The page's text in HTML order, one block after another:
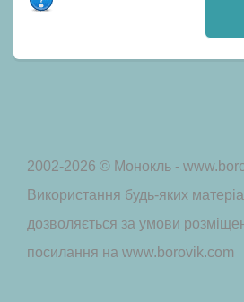
2002-2026 © Монокль -
Використання будь-яких
дозволяється за умови
посилання на www.borovik.com